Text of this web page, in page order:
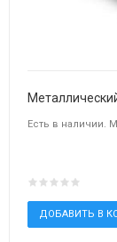
Есть в наличии.